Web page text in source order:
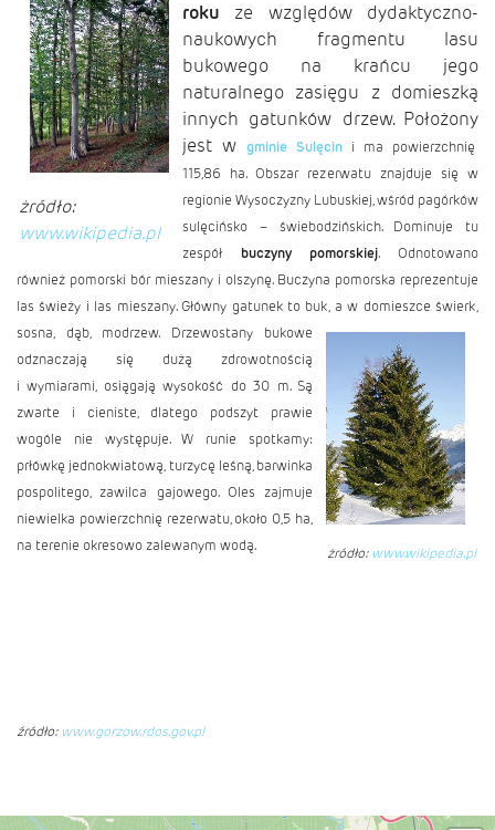
żródło:
www.wikipedia.pl
roku ze względów dydaktyczno-
naukowych fragmentu lasu
bukowego na krańcu jego
naturalnego zasięgu z domieszką
innych gatunków drzew. Położony
jest w gminie Sulęcin i ma powierzchnię
115,86 ha. Obszar rezerwatu znajduje się w
regionie Wysoczyzny Lubuskiej, wśród pagórków
sulęcińsko – świebodzińskich. Dominuje tu
zespół buczyny pomorskiej. Odnotowano
również pomorski bór mieszany i olszynę. Buczyna pomorska reprezentuje
las świeży i las mieszany. Główny gatunek to buk,
żródło: www.wikipedia.pl
a w domieszce świerk,
sosna, dąb, modrzew. Drzewostany bukowe
odznaczają się dużą zdrowotnością
i wymiarami, osiągają wysokość do 30 m. Są
zwarte i cieniste, dlatego podszyt prawie
wogóle nie występuje. W runie spotkamy:
prłówkę jednokwiatową, turzycę leśną, barwinka
pospolitego, zawilca gajowego. Oles zajmuje
niewielka powierzchnię rezerwatu, około 0,5 ha,
na terenie okresowo zalewanym wodą.
źródło: www.gorzow.rdos.gov.pl